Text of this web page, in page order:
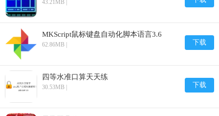
43.21MB |
MKScript鼠标键盘自动化脚本语言3.6
62.86MB | 下载
四等水准口算天天练
30.53MB | 下载